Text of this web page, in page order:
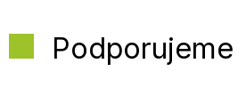
Podporujeme